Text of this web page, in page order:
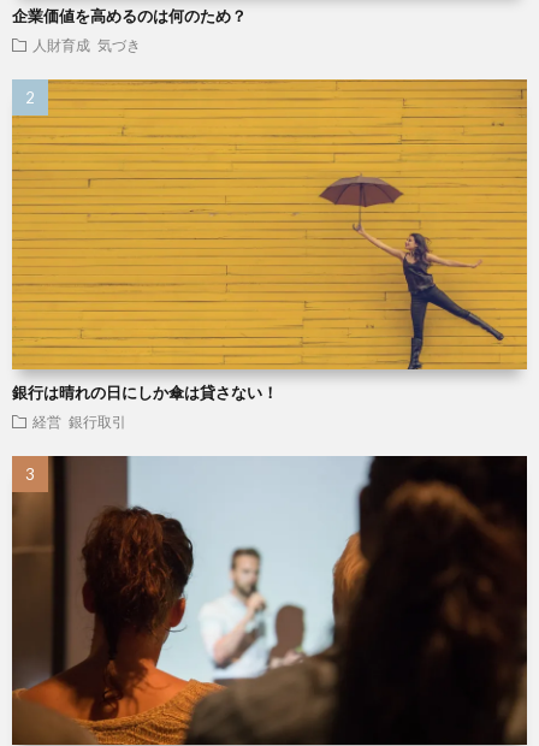
企業価値を高めるのは何のため？
人財育成 気づき
銀行は晴れの日にしか傘は貸さない！
経営 銀行取引